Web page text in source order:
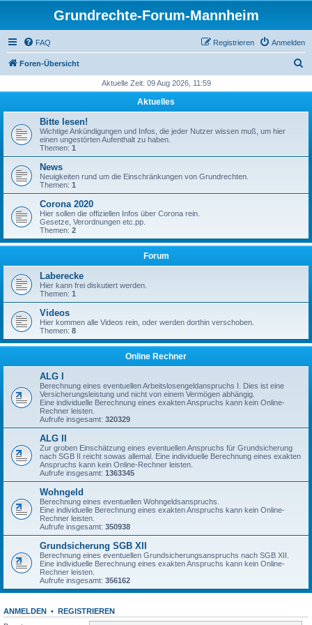
Grundrechte-Forum-Mannheim
FAQ Anmelden
Registrieren
Foren-Übersicht
h
Aktuelle Zeit: 09 Aug 2026, 11:59
Aktuelles
Bitte lesen!
Wichtige Ankündigungen und Infos, die jeder Nutzer wissen muß, um hier
einen ungestörten Aufenthalt zu haben.
Themen: 1
News
Neuigkeiten rund um die Einschränkungen von Grundrechten.
Themen: 1
Corona 2020
Hier sollen die offiziellen Infos über Corona rein.
Gesetze, Verordnungen etc.pp.
Themen: 2
Forum
Laberecke
Hier kann frei diskutiert werden.
Themen: 1
Videos
Hier kommen alle Videos rein, oder werden dorthin verschoben.
Themen: 8
Online Rechner
ALG I
Berechnung eines eventuellen Arbeitslosengeldanspruchs I. Dies ist eine
Versicherungsleistung und nicht von einem Vermögen abhängig.
Eine individuelle Berechnung eines exakten Anspruchs kann kein Online-
Rechner leisten.
Aufrufe insgesamt: 320329
ALG II
Zur groben Einschätzung eines eventuellen Anspruchs für Grundsicherung
nach SGB II reicht sowas allemal. Eine individuelle Berechnung eines exakten
Anspruchs kann kein Online-Rechner leisten.
Aufrufe insgesamt: 1363345
Wohngeld
Berechnung eines eventuellen Wohngeldsanspruchs.
Eine individuelle Berechnung eines exakten Anspruchs kann kein Online-
Rechner leisten.
Aufrufe insgesamt: 350938
Grundsicherung SGB XII
Berechnung eines eventuellen Grundsicherungsanspruchs nach SGB XII.
Eine individuelle Berechnung eines exakten Anspruchs kann kein Online-
Rechner leisten.
Aufrufe insgesamt: 356162
ANMELDEN • REGISTRIEREN